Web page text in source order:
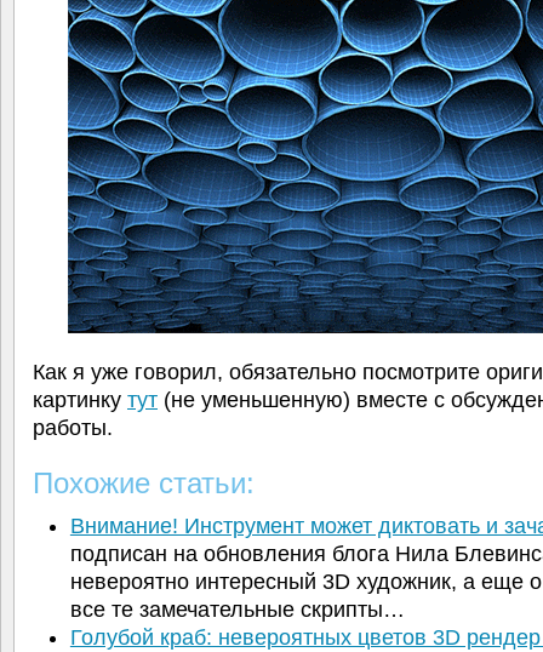
Как я уже говорил, обязательно посмотрите
картинку тут (не уменьшенную) вместе с
работы.
Похожие статьи:
Внимание! Инструмент может диктовать и
подписан на обновления блога Нила
невероятно интересный 3D художник, а еще
все те замечательные скрипты…
Голубой краб: невероятных цветов 3D